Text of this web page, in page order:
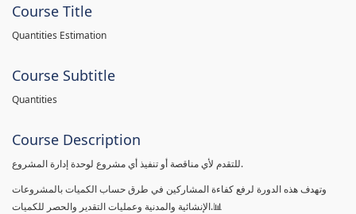
Course Title
Quantities Estimation
Course Subtitle
Quantities
Course Description
للتقدم لأي مناقصة أو تنفيذ أي مشروع لوحدة إدارة المشروع.
وتهدف هذه الدورة لرفع كفاءة المشاركين في طرق حساب الكميات بالمشروعات
الإنشائية والمدنية وعمليات التقدير والحصر للكميات.📊